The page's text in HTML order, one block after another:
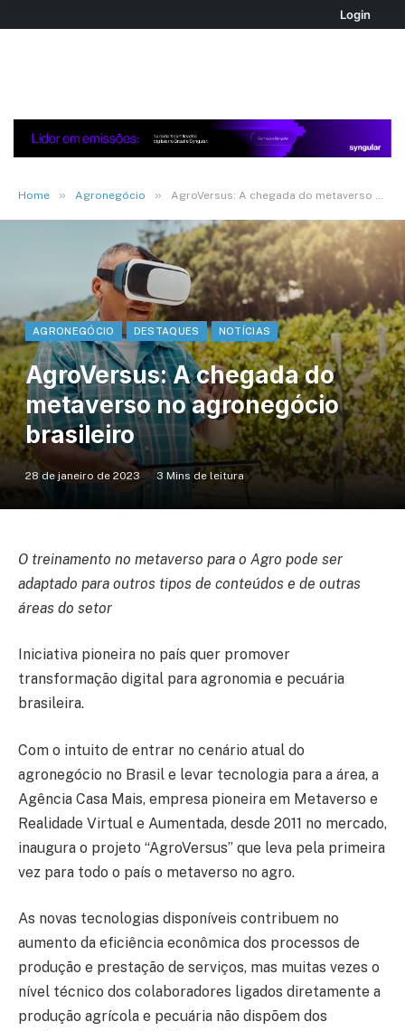
Login
Home » Agronegócio » AgroVersus: A chegada do metaverso no agronegócio brasileiro
AGRONEGÓCIO DESTAQUES NOTÍCIAS
AgroVersus: A chegada do
metaverso no agronegócio
brasileiro
28 de janeiro de 2023 3 Mins de leitura
O treinamento no metaverso para o Agro pode ser
adaptado para outros tipos de conteúdos e de outras
áreas do setor
Iniciativa pioneira no país quer promover
transformação digital para agronomia e pecuária
brasileira.
Com o intuito de entrar no cenário atual do
agronegócio no Brasil e levar tecnologia para a área, a
Agência Casa Mais, empresa pioneira em Metaverso e
Realidade Virtual e Aumentada, desde 2011 no mercado,
inaugura o projeto “AgroVersus” que leva pela primeira
vez para todo o país o metaverso no agro.
As novas tecnologias disponíveis contribuem no
aumento da eficiência econômica dos processos de
produção e prestação de serviços, mas muitas vezes o
nível técnico dos colaboradores ligados diretamente a
produção agrícola e pecuária não dispõem dos